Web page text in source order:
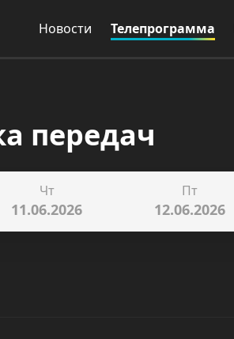
Новости Телепрограмма
передач
Чт
11.06.2026
Пт
12.06.2026